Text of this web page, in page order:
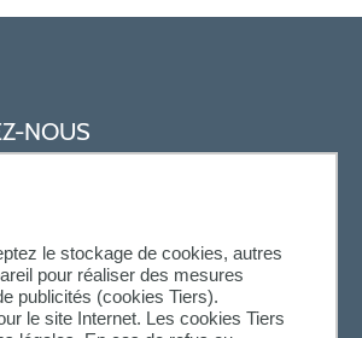
le stockage de cookies, autres
pour réaliser des mesures
publicités (cookies Tiers).
le site Internet. Les cookies Tiers
NOUS